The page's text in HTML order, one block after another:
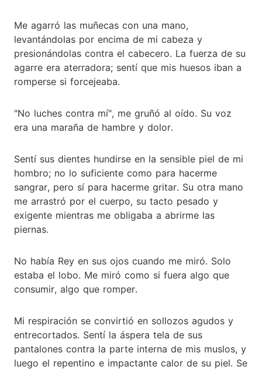
Me agarró las muñecas con una mano,
levantándolas por encima de mi cabeza y
presionándolas contra el cabecero. La fuerza de su
agarre era aterradora; sentí que mis huesos iban a
romperse si forcejeaba.
"No luches contra mí", me gruñó al oído. Su voz
era una maraña de hambre y dolor.
Sentí sus dientes hundirse en la sensible piel de mi
hombro; no lo suficiente como para hacerme
sangrar, pero sí para hacerme gritar. Su otra mano
me arrastró por el cuerpo, su tacto pesado y
exigente mientras me obligaba a abrirme las
piernas.
No había Rey en sus ojos cuando me miró. Solo
estaba el lobo. Me miró como si fuera algo que
consumir, algo que romper.
Mi respiración se convirtió en sollozos agudos y
entrecortados. Sentí la áspera tela de sus
pantalones contra la parte interna de mis muslos, y
luego el repentino e impactante calor de su piel. Se